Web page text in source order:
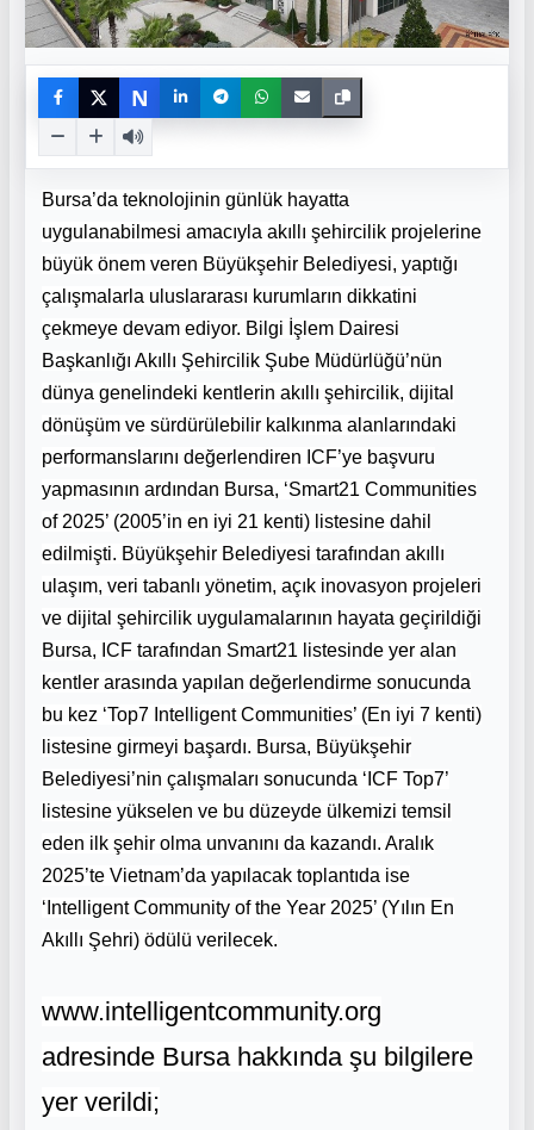
N
Bursa’da teknolojinin günlük hayatta
uygulanabilmesi amacıyla akıllı şehircilik projelerine
büyük önem veren Büyükşehir Belediyesi, yaptığı
çalışmalarla uluslararası kurumların dikkatini
çekmeye devam ediyor. Bilgi İşlem Dairesi
Başkanlığı Akıllı Şehircilik Şube Müdürlüğü’nün
dünya genelindeki kentlerin akıllı şehircilik, dijital
dönüşüm ve sürdürülebilir kalkınma alanlarındaki
performanslarını değerlendiren ICF’ye başvuru
yapmasının ardından Bursa, ‘Smart21 Communities
of 2025’ (2005’in en iyi 21 kenti) listesine dahil
edilmişti. Büyükşehir Belediyesi tarafından akıllı
ulaşım, veri tabanlı yönetim, açık inovasyon projeleri
ve dijital şehircilik uygulamalarının hayata geçirildiği
Bursa, ICF tarafından Smart21 listesinde yer alan
kentler arasında yapılan değerlendirme sonucunda
bu kez ‘Top7 Intelligent Communities’ (En iyi 7 kenti)
listesine girmeyi başardı. Bursa, Büyükşehir
Belediyesi’nin çalışmaları sonucunda ‘ICF Top7’
listesine yükselen ve bu düzeyde ülkemizi temsil
eden ilk şehir olma unvanını da kazandı. Aralık
2025’te Vietnam’da yapılacak toplantıda ise
‘Intelligent Community of the Year 2025’ (Yılın En
Akıllı Şehri) ödülü verilecek.
www.intelligentcommunity.org
adresinde Bursa hakkında şu bilgilere
yer verildi;